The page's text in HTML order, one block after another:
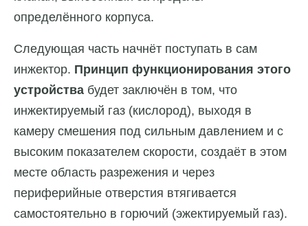
определённого корпуса.
Следующая часть начнёт поступать в сам
инжектор. Принцип функционирования этого
устройства будет заключён в том, что
инжектируемый газ (кислород), выходя в
камеру смешения под сильным давлением и с
высоким показателем скорости, создаёт в этом
месте область разрежения и через
периферийные отверстия втягивается
самостоятельно в горючий (эжектируемый газ).